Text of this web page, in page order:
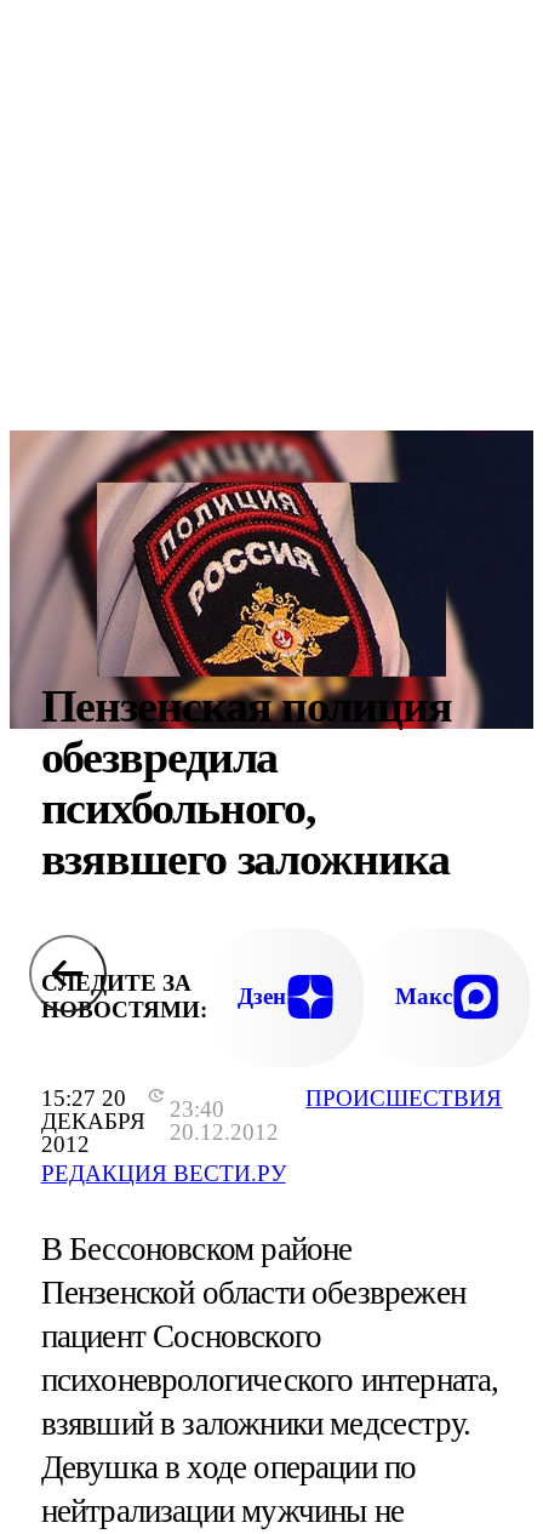
15:27 20
ДЕКАБРЯ
2012
23:40
20.12.2012
РЕДАКЦИЯ ВЕСТИ.РУ
ПРОИСШЕСТВИЯ
Пензенская полиция
обезвредила
психбольного,
взявшего заложника
СЛЕДИТЕ ЗА
НОВОСТЯМИ:
Дзен Макс
В Бессоновском районе
Пензенской области обезврежен
пациент Сосновского
психоневрологического интерната,
взявший в заложники медсестру.
Девушка в ходе операции по
нейтрализации мужчины не